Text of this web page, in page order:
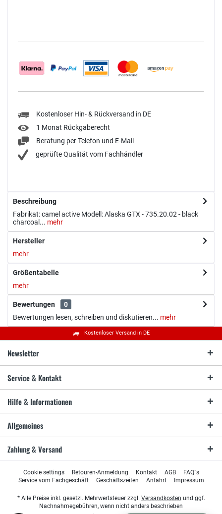
Kostenloser Hin- & Rückversand in DE
1 Monat Rückgaberecht
Beratung per Telefon und E-Mail
geprüfte Qualität vom Fachhändler
Beschreibung
Fabrikat: camel active Modell: Alaska GTX - 735.20.02 - black
charcoal... mehr
Hersteller
mehr
Größentabelle
mehr
Bewertungen
0
Bewertungen lesen, schreiben und diskutieren... mehr
Kostenloser Versand in DE
Newsletter
Service & Kontakt
Hilfe & Informationen
Allgemeines
Zahlung & Versand
Cookie settings Retouren-Anmeldung Kontakt AGB
FAQ´s
Service vom Fachgeschäft
Geschäftszeiten Anfahrt Impressum
* Alle Preise inkl. gesetzl. Mehrwertsteuer zzgl. Versandkosten und ggf.
Nachnahmegebühren, wenn nicht anders beschrieben